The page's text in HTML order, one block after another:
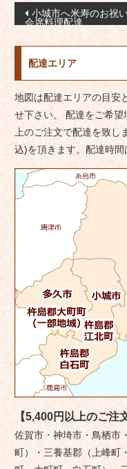
投
稿
ナ
ビ
ゲ
ー
シ
ョ
ン
小城市へ米寿のお祝
会席料理配達
配達エリア
地図は配達エリアの目安
せ下さい。 配達をご希
上のご注文で配達を致し
込)を頂きます。配達時間
【5,400円以上のご注
佐賀市・神埼市・鳥栖市
町）・三養基郡（上峰町